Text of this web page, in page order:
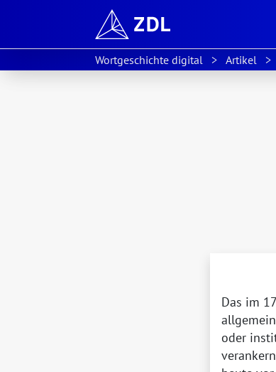
Wortgeschichte digital Artikel
Das im
oder
verankern